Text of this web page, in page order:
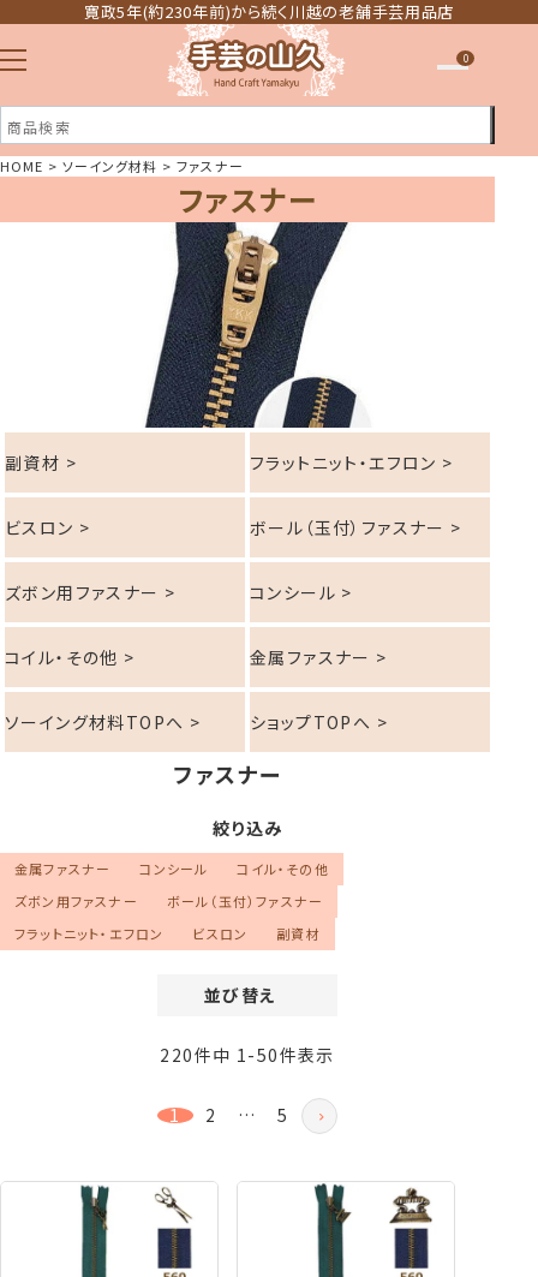
寛政5年(約230年前)から続く川越の老舗手芸用品店
注文履歴
ほしい物リスト
0
HOME ソーイング材料 ファスナー
ファスナー
副資材 > フラットニット・エフロン >
ビスロン > ボール（玉付）ファスナー >
ズボン用ファスナー > コンシール >
コイル・その他 > 金属ファスナー >
ソーイング材料TOPへ > ショップTOPへ >
ファスナー
絞り込み
金属ファスナー コンシール
コイル・その他
ズボン用ファスナー
ボール（玉付）ファスナー
フラットニット・エフロン
ビスロン 副資材
並び替え
価格が高い順
登録順
レビュー順
220件中 1 -50件表示
1 2 … 5